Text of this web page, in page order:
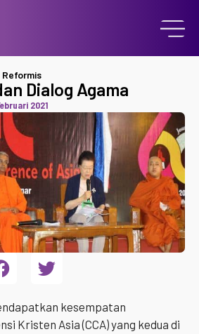
Reformis
Dialog Agama
2021
kesempatan
Kristen Asia (CCA) yang kedua di